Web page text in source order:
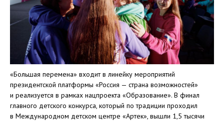
«Большая перемена» входит в линейку мероприятий
президентской платформы «Россия — страна возможностей»
и реализуется в рамках нацпроекта «Образование». В финал
главного детского конкурса, который по традиции проходил
в Международном детском центре «Артек», вышли 1,5 тысячи